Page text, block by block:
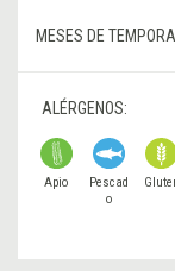
MESES DE
ALÉRGENOS:
Apio
Pescad
o